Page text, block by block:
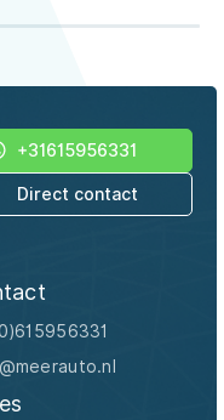
Direct contact
+31615956331